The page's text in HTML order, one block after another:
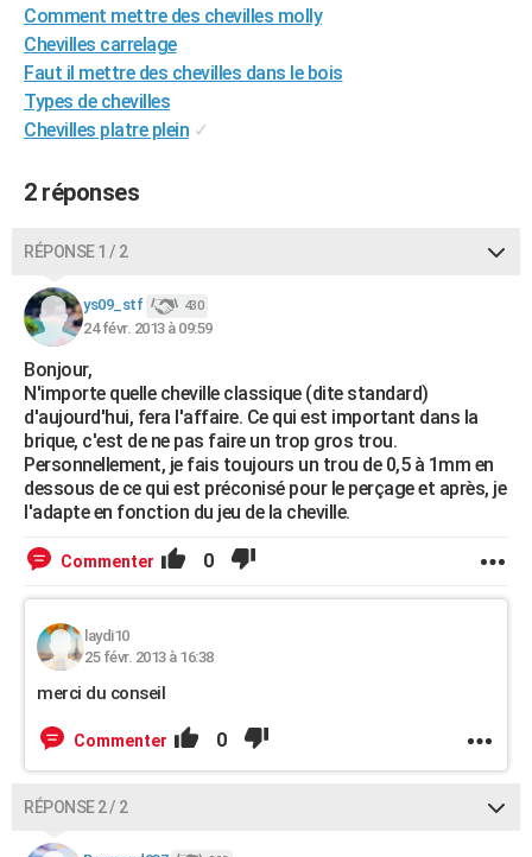
Art de vivre
Bien-être
Loisirs
Mode
Modes de vie
SANTE
Alimentation
Guide de la santé
Maladies
Médicaments
Sommeil
VOYAGE
Destinations
City break
Voyage nature
Voyage de noces
Forum
Climat
+PHOTO
BONS PLANS
CARTE DE VOEUX
Carte de Noël
Carte Bonne année
Carte Saint-Valentin
Carte Pâques
Carte d'anniversaire
DICTIONNAIRE
Dictionnaire
Biographies
Citations
Expressions
Proverbes
COPAINS D'AVANT
S'inscrire
Se connecter
Lycées
Collèges
Primaires
Universités
Entreprises
Service militaire
Avis de recherche
AVIS DE DÉCÈS
FORUM
Comment mettre des chevilles molly
Chevilles carrelage
Faut il mettre des chevilles dans le bois
Types de chevilles
Chevilles platre plein ✓
2 réponses
RÉPONSE 1 / 2
ys09_stf 430
24 févr. 2013 à 09:59
Bonjour,
N'importe quelle cheville classique (dite standard)
d'aujourd'hui, fera l'affaire. Ce qui est important dans la
brique, c'est de ne pas faire un trop gros trou.
Personnellement, je fais toujours un trou de 0,5 à 1mm en
dessous de ce qui est préconisé pour le perçage et après, je
l'adapte en fonction du jeu de la cheville.
Commenter 0
laydi10
25 févr. 2013 à 16:38
merci du conseil
Commenter 0
RÉPONSE 2 / 2